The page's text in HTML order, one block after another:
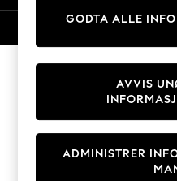
Coats & Jackets
Sweatshirts &
Knitwear
Cardigans
Dresses
Sets & Outfits
T-Shirts
GODTA ALLE
ADMINISTRER
AVVIS